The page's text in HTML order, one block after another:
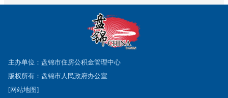
主办单位：盘锦市住房公积金管理中心
版权所有：盘锦市人民政府办公室
[网站地图]